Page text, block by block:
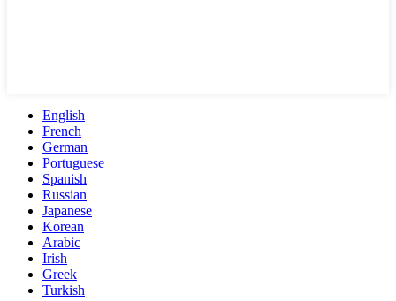
English
French
German
Portuguese
Spanish
Russian
Japanese
Korean
Arabic
Irish
Greek
Turkish